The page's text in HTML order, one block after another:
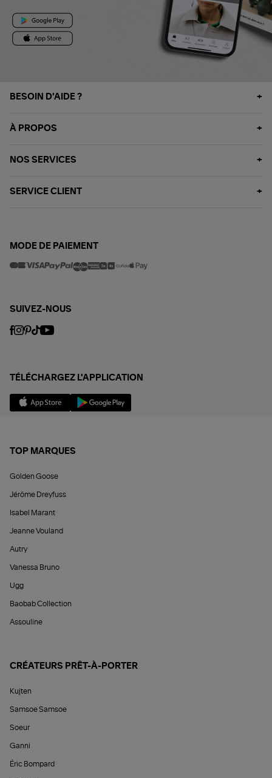
BESOIN D'AIDE ?
À PROPOS
NOS SERVICES
SERVICE CLIENT
MODE DE PAIEMENT
SUIVEZ-NOUS
TÉLÉCHARGEZ L'APPLICATION
TOP MARQUES
Golden Goose
Jérôme Dreyfuss
Isabel Marant
Jeanne Vouland
Autry
Vanessa Bruno
Ugg
Baobab Collection
Assouline
CRÉATEURS PRÊT-À-PORTER
Kujten
Samsoe Samsoe
Soeur
Ganni
Éric Bompard